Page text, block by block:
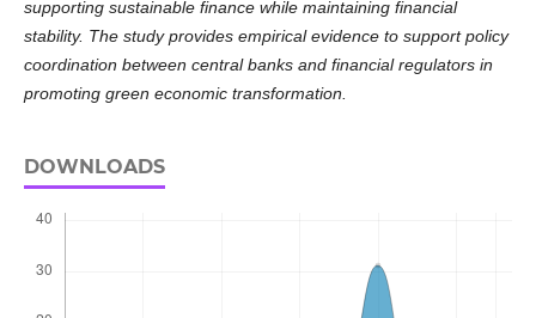
supporting sustainable finance while maintaining financial
stability. The study provides empirical evidence to support policy
coordination between central banks and financial regulators in
promoting green economic transformation.
DOWNLOADS